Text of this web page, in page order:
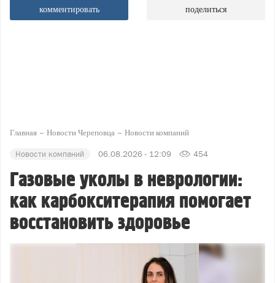
комментировать поделиться
Главная Новости Череповца Новости компаний
Новости компаний 06.08.2026 - 12:09 454
Газовые уколы в неврологии:
как карбокситерапия помогает
восстановить здоровье